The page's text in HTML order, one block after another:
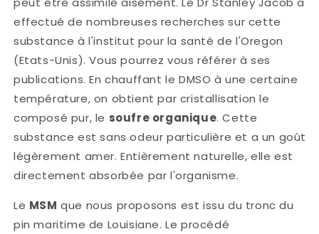
effectué de nombreuses recherches sur cette
substance à l'institut pour la santé de l'Oregon
(Etats-Unis). Vous pourrez vous référer à ses
publications. En chauffant le DMSO à une certaine
température, on obtient par cristallisation le
composé pur, le soufre organique. Cette
substance est sans odeur particulière et a un goût
légèrement amer. Entièrement naturelle, elle est
directement absorbée par l'organisme.
Le MSM que nous proposons est issu du tronc du
pin maritime de Louisiane. Le procédé